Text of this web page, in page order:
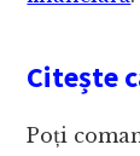
Citește
Poți